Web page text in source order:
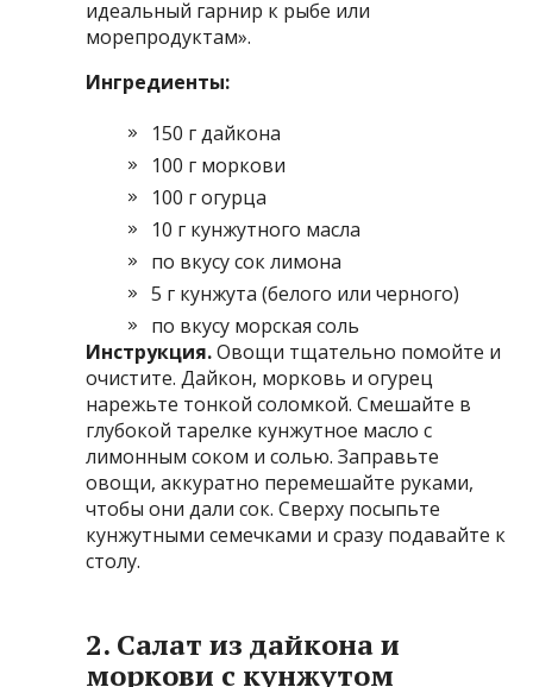
идеальный гарнир к рыбе или
морепродуктам».
Ингредиенты:
150 г дайкона
100 г моркови
100 г огурца
10 г кунжутного масла
по вкусу сок лимона
5 г кунжута (белого или черного)
по вкусу морская соль
Инструкция.Овощи тщательно помойте и
очистите. Дайкон, морковь и огурец
нарежьте тонкой соломкой. Смешайте в
глубокой тарелке кунжутное масло с
лимонным соком и солью. Заправьте
овощи, аккуратно перемешайте руками,
чтобы они дали сок. Сверху посыпьте
кунжутными семечками и сразу подавайте к
столу.
2. Салат из дайкона и
моркови с кунжутом